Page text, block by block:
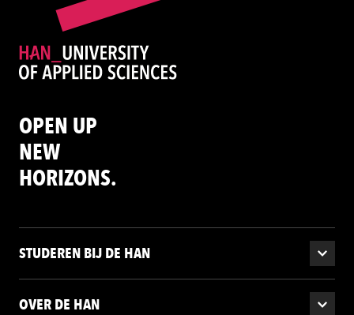
OPEN UP
NEW
HORIZONS.
STUDEREN BIJ DE HAN
OVER DE HAN